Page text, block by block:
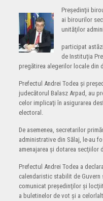
Preşedinţii
ai birourilor
unităţilor
participat
de Instituţia
pregătirea alegerilor locale din
Prefectul Andrei Todea şi
judecătorul Balasz Arpad, au
celor implicaţi în asigurarea
electoral.
De asemenea, secretarilor
administrative din Sălaj, le-au
amenajarea şi dotarea secţiilor
Prefectul Andrei Todea a
calendaristic stabilit de Guvern
comunicat preşedinţilor şi
a buletinelor de vot şi a